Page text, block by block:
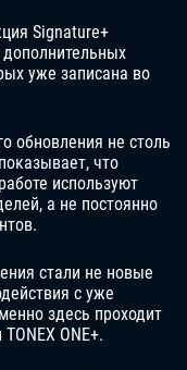
Signature+
уже записана во
обновления не столь
что
используют
а не постоянно
стали не новые
с уже
здесь проходит
ONE+.